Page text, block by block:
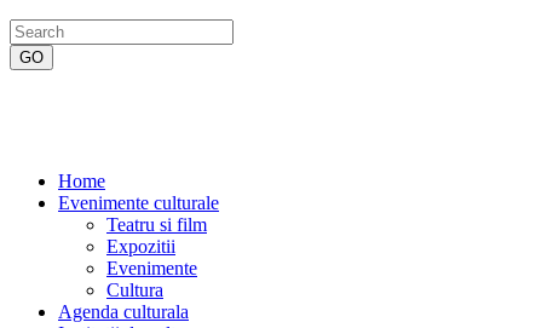
Home
Evenimente culturale
Teatru si film
Expozitii
Evenimente
Cultura
Agenda culturala